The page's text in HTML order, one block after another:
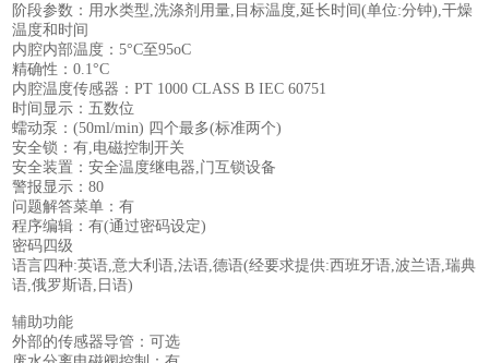
阶段参数：用水类型,洗涤剂用量,目标温度,延长时间(单位:分钟),干燥
温度和时间
内腔内部温度：5°C至95oC
精确性：0.1°C
内腔温度传感器：PT 1000 CLASS B IEC 60751
时间显示：五数位
蠕动泵：(50ml/min) 四个最多(标准两个)
安全锁：有,电磁控制开关
安全装置：安全温度继电器,门互锁设备
警报显示：80
问题解答菜单：有
程序编辑：有(通过密码设定)
密码四级
语言四种:英语,意大利语,法语,德语(经要求提供:西班牙语,波兰语,瑞典
语,俄罗斯语,日语)
辅助功能
外部的传感器导管：可选